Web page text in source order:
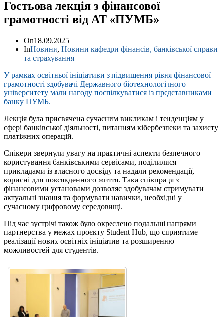
Гостьова лекція з фінансової
грамотності від АТ «ПУМБ»
On18.09.2025
InНовини, Новини кафедри фінансів, банківської справи
та страхування
У рамках освітньої ініціативи з підвищення рівня фінансової
грамотності здобувачі Державного біотехнологічного
університету мали нагоду поспілкуватися із представниками
банку ПУМБ.
Лекція була присвячена сучасним викликам і тенденціям у
сфері банківської діяльності, питанням кібербезпеки та захисту
платіжних операцій.
Спікери звернули увагу на практичні аспекти безпечного
користування банківськими сервісами, поділилися
прикладами із власного досвіду та надали рекомендації,
корисні для повсякденного життя. Така співпраця з
фінансовими установами дозволяє здобувачам отримувати
актуальні знання та формувати навички, необхідні у
сучасному цифровому середовищі.
Під час зустрічі також було окреслено подальші напрями
партнерства у межах проєкту Student Hub, що сприятиме
реалізації нових освітніх ініціатив та розширенню
можливостей для студентів.